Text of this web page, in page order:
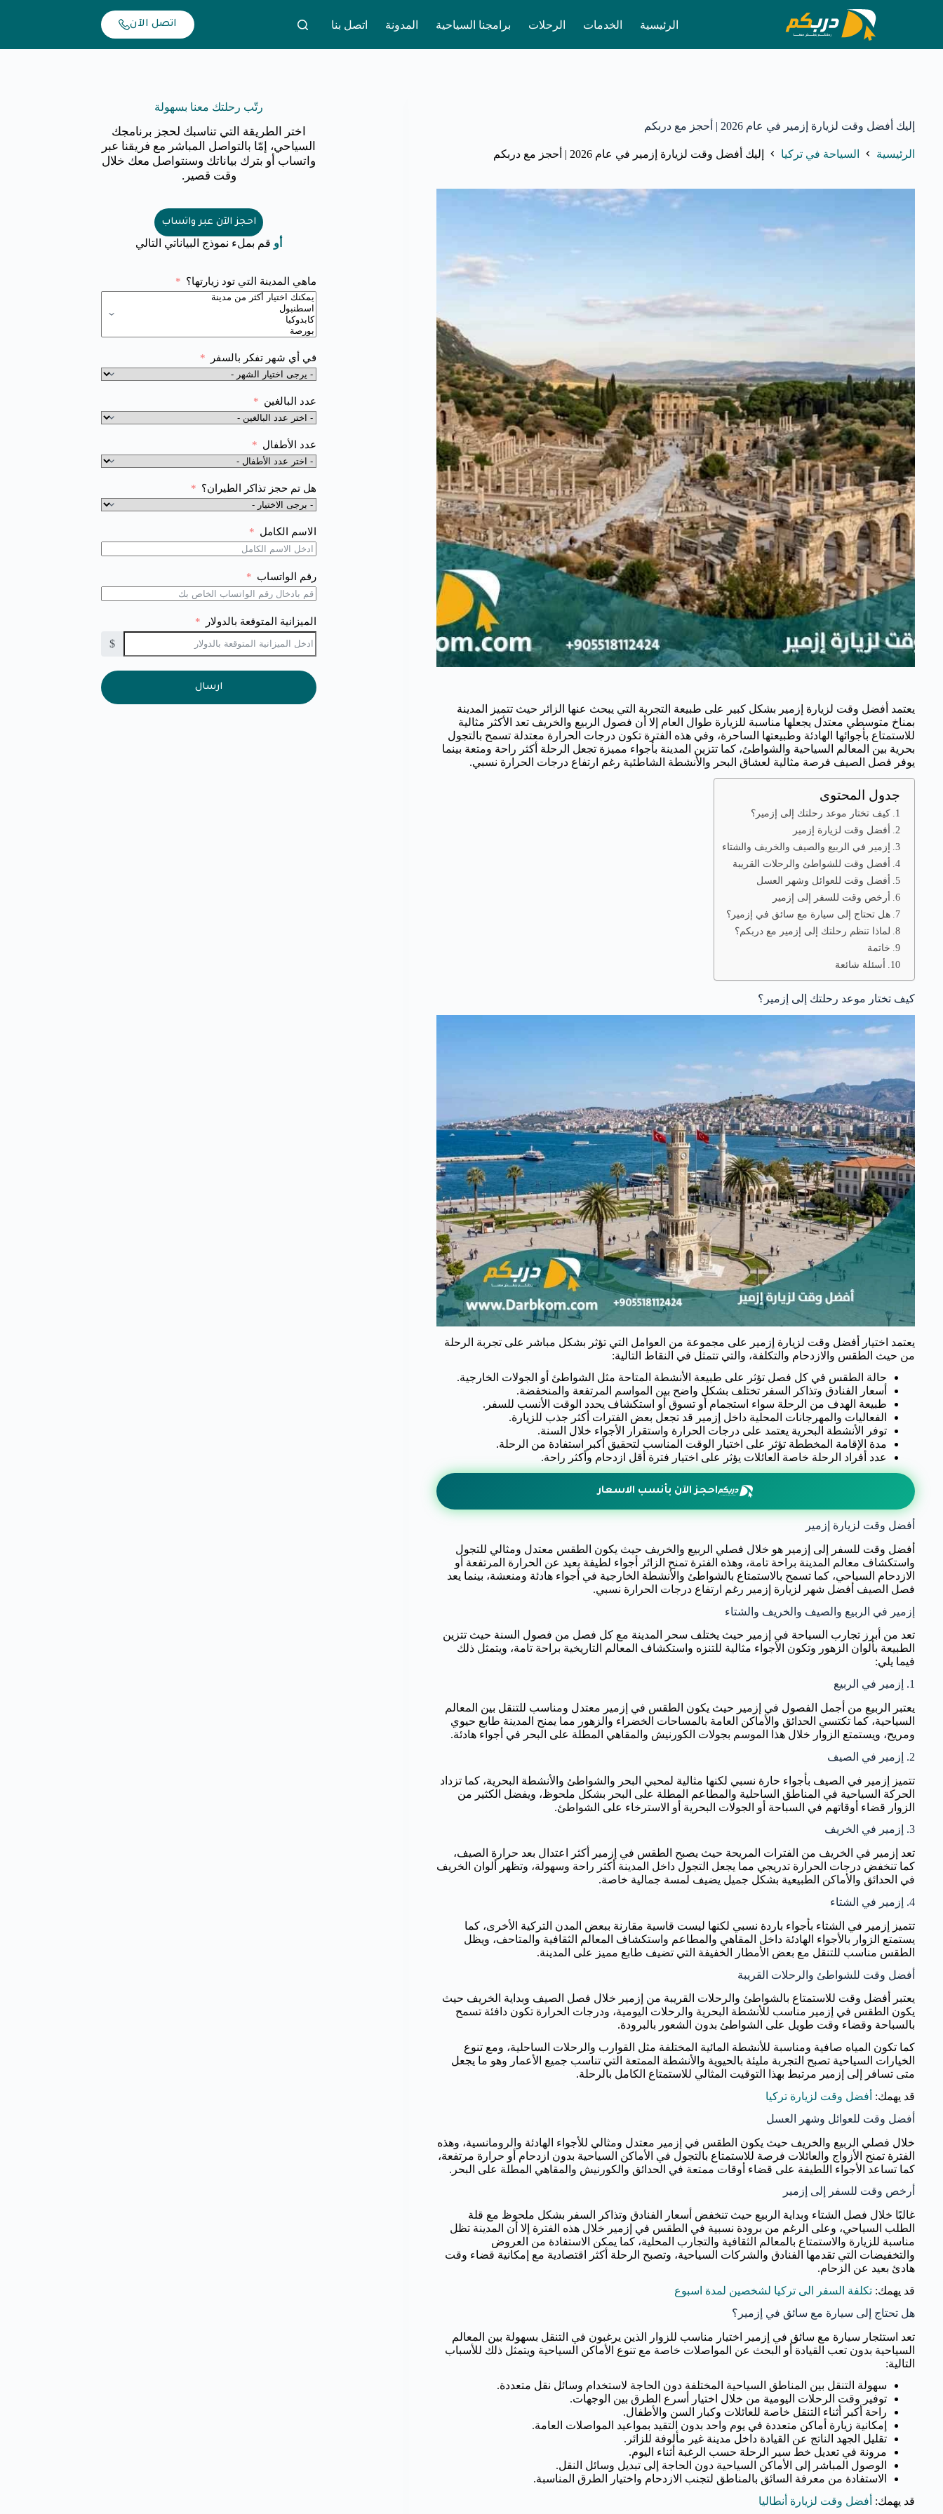
الرئيسية الخدمات الرحلات برامجنا السياحية المدونة اتصل بنا اتصل الآن
إليك أفضل وقت لزيارة إزمير في عام 2026 | أحجز مع دربكم
الرئيسية السياحة في تركيا إليك أفضل وقت لزيارة إزمير في عام 2026 | أحجز مع دربكم
يعتمد أفضل وقت لزيارة إزمير بشكل كبير على طبيعة التجربة التي يبحث عنها الزائر حيث تتميز المدينة
بمناخ متوسطي معتدل يجعلها مناسبة للزيارة طوال العام إلا أن فصول الربيع والخريف تعد الأكثر مثالية
للاستمتاع بأجوائها الهادئة وطبيعتها الساحرة، وفي هذه الفترة تكون درجات الحرارة معتدلة تسمح بالتجول
بحرية بين المعالم السياحية والشواطئ، كما تتزين المدينة بأجواء مميزة تجعل الرحلة أكثر راحة ومتعة بينما
يوفر فصل الصيف فرصة مثالية لعشاق البحر والأنشطة الشاطئية رغم ارتفاع درجات الحرارة نسبي.
جدول المحتوى
كيف تختار موعد رحلتك إلى إزمير؟
أفضل وقت لزيارة إزمير
إزمير في الربيع والصيف والخريف والشتاء
أفضل وقت للشواطئ والرحلات القريبة
أفضل وقت للعوائل وشهر العسل
أرخص وقت للسفر إلى إزمير
هل تحتاج إلى سيارة مع سائق في إزمير؟
لماذا تنظم رحلتك إلى إزمير مع دربكم؟
خاتمة
أسئلة شائعة
كيف تختار موعد رحلتك إلى إزمير؟
يعتمد اختيار أفضل وقت لزيارة إزمير على مجموعة من العوامل التي تؤثر بشكل مباشر على تجربة الرحلة
من حيث الطقس والازدحام والتكلفة، والتي تتمثل في النقاط التالية:
حالة الطقس في كل فصل تؤثر على طبيعة الأنشطة المتاحة مثل الشواطئ أو الجولات الخارجية.
أسعار الفنادق وتذاكر السفر تختلف بشكل واضح بين المواسم المرتفعة والمنخفضة.
طبيعة الهدف من الرحلة سواء استجمام أو تسوق أو استكشاف يحدد الوقت الأنسب للسفر.
الفعاليات والمهرجانات المحلية داخل إزمير قد تجعل بعض الفترات أكثر جذب للزيارة.
توفر الأنشطة البحرية يعتمد على درجات الحرارة واستقرار الأجواء خلال السنة.
مدة الإقامة المخططة تؤثر على اختيار الوقت المناسب لتحقيق أكبر استفادة من الرحلة.
عدد أفراد الرحلة خاصة العائلات يؤثر على اختيار فترة أقل ازدحام وأكثر راحة.
احجز الآن بأنسب الاسعار
أفضل وقت لزيارة إزمير
أفضل وقت للسفر إلى إزمير هو خلال فصلي الربيع والخريف حيث يكون الطقس معتدل ومثالي للتجول
واستكشاف معالم المدينة براحة تامة، وهذه الفترة تمنح الزائر أجواء لطيفة بعيد عن الحرارة المرتفعة أو
الازدحام السياحي، كما تسمح بالاستمتاع بالشواطئ والأنشطة الخارجية في أجواء هادئة ومنعشة، بينما يعد
فصل الصيف أفضل شهر لزيارة إزمير رغم ارتفاع درجات الحرارة نسبي.
إزمير في الربيع والصيف والخريف والشتاء
تعد من أبرز تجارب السياحة في إزمير حيث يختلف سحر المدينة مع كل فصل من فصول السنة حيث تتزين
الطبيعة بألوان الزهور وتكون الأجواء مثالية للتنزه واستكشاف المعالم التاريخية براحة تامة، ويتمثل ذلك
فيما يلي:
1. إزمير في الربيع
يعتبر الربيع من أجمل الفصول في إزمير حيث يكون الطقس في إزمير معتدل ومناسب للتنقل بين المعالم
السياحية، كما تكتسي الحدائق والأماكن العامة بالمساحات الخضراء والزهور مما يمنح المدينة طابع حيوي
ومريح، ويستمتع الزوار خلال هذا الموسم بجولات الكورنيش والمقاهي المطلة على البحر في أجواء هادئة.
2. إزمير في الصيف
تتميز إزمير في الصيف بأجواء حارة نسبي لكنها مثالية لمحبي البحر والشواطئ والأنشطة البحرية، كما تزداد
الحركة السياحية في المناطق الساحلية والمطاعم المطلة على البحر بشكل ملحوظ، ويفضل الكثير من
الزوار قضاء أوقاتهم في السباحة أو الجولات البحرية أو الاسترخاء على الشواطئ.
3. إزمير في الخريف
تعد إزمير في الخريف من الفترات المريحة حيث يصبح الطقس في إزمير أكثر اعتدال بعد حرارة الصيف،
كما تنخفض درجات الحرارة تدريجي مما يجعل التجول داخل المدينة أكثر راحة وسهولة، وتظهر ألوان الخريف
في الحدائق والأماكن الطبيعية بشكل جميل يضيف لمسة جمالية خاصة.
4. إزمير في الشتاء
تتميز إزمير في الشتاء بأجواء باردة نسبي لكنها ليست قاسية مقارنة ببعض المدن التركية الأخرى، كما
يستمتع الزوار بالأجواء الهادئة داخل المقاهي والمطاعم واستكشاف المعالم الثقافية والمتاحف، ويظل
الطقس مناسب للتنقل مع بعض الأمطار الخفيفة التي تضيف طابع مميز على المدينة.
أفضل وقت للشواطئ والرحلات القريبة
يعتبر أفضل وقت للاستمتاع بالشواطئ والرحلات القريبة من إزمير خلال فصل الصيف وبداية الخريف حيث
يكون الطقس في إزمير مناسب للأنشطة البحرية والرحلات اليومية، ودرجات الحرارة تكون دافئة تسمح
بالسباحة وقضاء وقت طويل على الشواطئ بدون الشعور بالبرودة.
كما تكون المياه صافية ومناسبة للأنشطة المائية المختلفة مثل القوارب والرحلات الساحلية، ومع تنوع
الخيارات السياحية تصبح التجربة مليئة بالحيوية والأنشطة الممتعة التي تناسب جميع الأعمار وهو ما يجعل
متى تسافر إلى إزمير مرتبط بهذا التوقيت المثالي للاستمتاع الكامل بالرحلة.
قد يهمك: أفضل وقت لزيارة تركيا
أفضل وقت للعوائل وشهر العسل
خلال فصلي الربيع والخريف حيث يكون الطقس في إزمير معتدل ومثالي للأجواء الهادئة والرومانسية، وهذه
الفترة تمنح الأزواج والعائلات فرصة للاستمتاع بالتجول في الأماكن السياحية بدون ازدحام أو حرارة مرتفعة،
كما تساعد الأجواء اللطيفة على قضاء أوقات ممتعة في الحدائق والكورنيش والمقاهي المطلة على البحر.
أرخص وقت للسفر إلى إزمير
غالبًا خلال فصل الشتاء وبداية الربيع حيث تنخفض أسعار الفنادق وتذاكر السفر بشكل ملحوظ مع قلة
الطلب السياحي، وعلى الرغم من برودة نسبية في الطقس في إزمير خلال هذه الفترة إلا أن المدينة تظل
مناسبة للزيارة والاستمتاع بالمعالم الثقافية والتجارب المحلية، كما يمكن الاستفادة من العروض
والتخفيضات التي تقدمها الفنادق والشركات السياحية، وتصبح الرحلة أكثر اقتصادية مع إمكانية قضاء وقت
هادئ بعيد عن الزحام.
قد يهمك: تكلفة السفر الى تركيا لشخصين لمدة اسبوع
هل تحتاج إلى سيارة مع سائق في إزمير؟
تعد استئجار سيارة مع سائق في إزمير اختيار مناسب للزوار الذين يرغبون في التنقل بسهولة بين المعالم
السياحية بدون تعب القيادة أو البحث عن المواصلات خاصة مع تنوع الأماكن السياحية ويتمثل ذلك للأسباب
التالية:
سهولة التنقل بين المناطق السياحية المختلفة دون الحاجة لاستخدام وسائل نقل متعددة.
توفير وقت الرحلات اليومية من خلال اختيار أسرع الطرق بين الوجهات.
راحة أكبر أثناء التنقل خاصة للعائلات وكبار السن والأطفال.
إمكانية زيارة أماكن متعددة في يوم واحد بدون التقيد بمواعيد المواصلات العامة.
تقليل الجهد الناتج عن القيادة داخل مدينة غير مألوفة للزائر.
مرونة في تعديل خط سير الرحلة حسب الرغبة أثناء اليوم.
الوصول المباشر إلى الأماكن السياحية دون الحاجة إلى تبديل وسائل النقل.
الاستفادة من معرفة السائق بالمناطق لتجنب الازدحام واختيار الطرق المناسبة.
قد يهمك: أفضل وقت لزيارة أنطاليا
رتّب رحلتك معنا بسهولة
اختر الطريقة التي تناسبك لحجز برنامجك
السياحي، إمّا بالتواصل المباشر مع فريقنا عبر
واتساب أو بترك بياناتك وسنتواصل معك خلال
وقت قصير.
احجز الآن عبر واتساب
أو قم بملء نموذج البياناتي التالي
ماهي المدينة التي تود زيارتها؟
في أي شهر تفكر بالسفر
عدد البالغين
عدد الأطفال
هل تم حجز تذاكر الطيران؟
الاسم الكامل
رقم الواتساب
الميزانية المتوقعة بالدولار
$
ارسال